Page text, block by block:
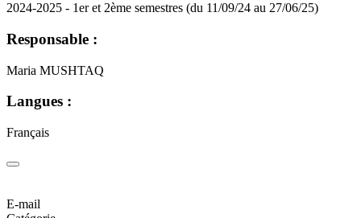
2024-2025 - 1er et 2ème semestres (du 11/09/24 au 27/06/25)
Responsable :
Maria MUSHTAQ
Langues :
Français
E-mail